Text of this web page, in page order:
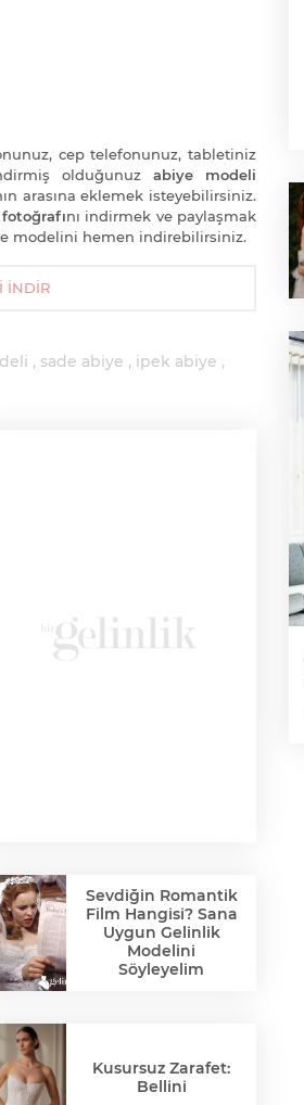
cep telefonunuz, tabletiniz
olduğunuz abiye modeli
arasına eklemek isteyebilirsiniz.
nı indirmek ve paylaşmak
modelini hemen indirebilirsiniz.
İNDIR
sade abiye
ipek abiye
Sevdiğin Romantik
Film Hangisi? Sana
Uygun Gelinlik
Modelini
Söyleyelim
Kusursuz Zarafet:
Bellini